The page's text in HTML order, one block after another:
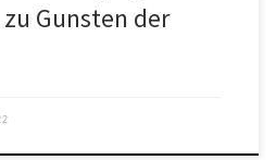
Gunsten der